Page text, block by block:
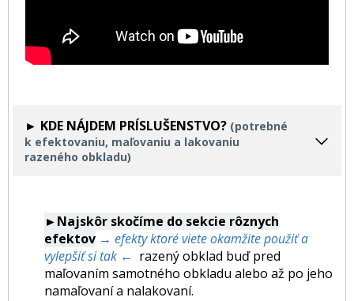
► KDE NÁJDEM PRÍSLUŠENSTVO? (potrebné
k efektovaniu, maľovaniu a lakovaniu
razeného obkladu)
►Najskôr skočíme do sekcie rôznych
efektov → efekty ktoré viete okamžite použiť a
vylepšiť si tak ← razený obklad buď pred
maľovaním samotného obkladu alebo až po jeho
namaľovaní a nalakovaní.